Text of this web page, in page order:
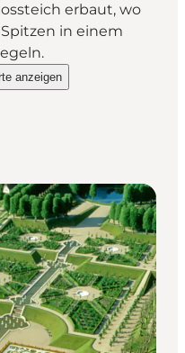
erbaut, wo
in einem
- 500 Jahre
anzeigen
Frederiksborg - 500 Jahre